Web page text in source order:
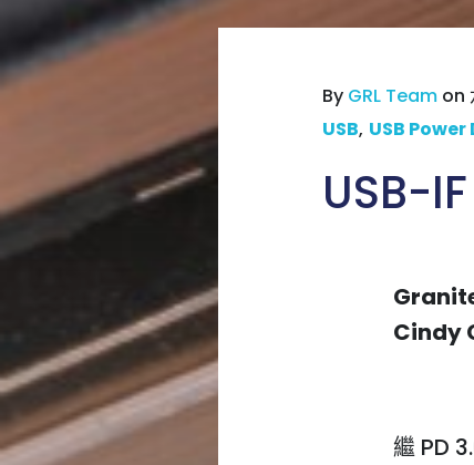
By GRL Team on
USB, USB
USB-
Cindy
繼 PD